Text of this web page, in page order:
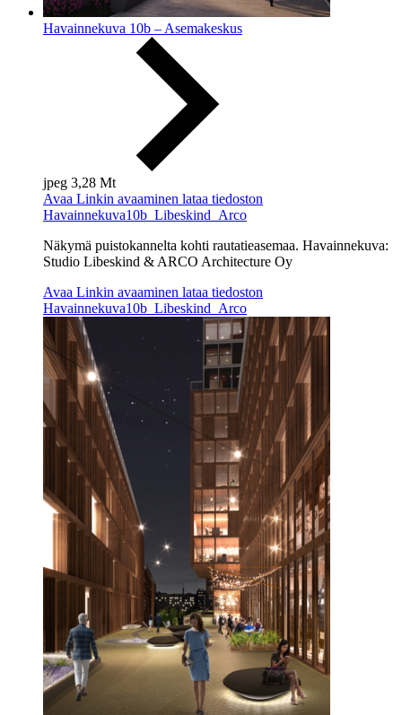
Havainnekuva 10b – Asemakeskus
jpeg 3,28 Mt
Avaa Linkin avaaminen lataa tiedoston
Havainnekuva10b_Libeskind_Arco
Näkymä puistokannelta kohti rautatieasemaa. Havainnekuva:
Studio Libeskind & ARCO Architecture Oy
Avaa Linkin avaaminen lataa tiedoston
Havainnekuva10b_Libeskind_Arco